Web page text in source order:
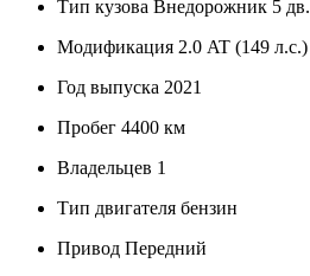
Тип кузова Внедорожник 5 дв.
Модификация 2.0 AT (149 л.с.)
Год выпуска 2021
Пробег 4400 км
Владельцев 1
Тип двигателя бензин
Привод Передний